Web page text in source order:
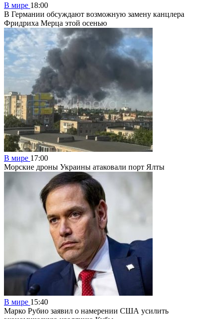
В мире 18:00
В Германии обсуждают возможную замену канцлера
Фридриха Мерца этой осенью
В мире 17:00
Морские дроны Украины атаковали порт Ялты
В мире 15:40
Марко Рубио заявил о намерении США усилить